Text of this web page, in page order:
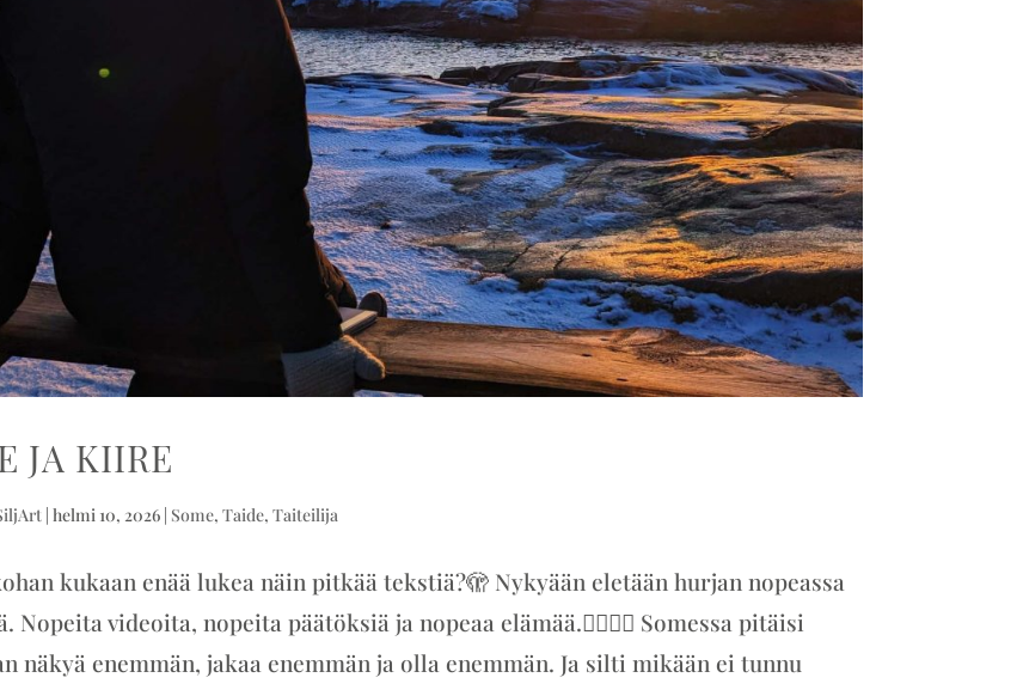
JA KIIRE
| helmi 10, 2026| Some, Taide, Taiteilija
kukaan enää lukea näin pitkää tekstiä?🫣 Nykyään eletään hurjan nopeassa
Nopeita videoita, nopeita päätöksiä ja nopeaa elämää.🏃‍♀️🏃‍♂️ Somessa pitäisi
näkyä enemmän, jakaa enemmän ja olla enemmän. Ja silti mikään ei tunnu